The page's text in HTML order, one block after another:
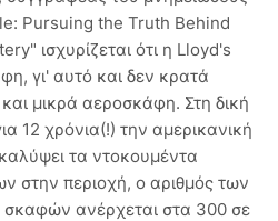
Pursuing the Truth Behind
ισχυρίζεται ότι η Lloyd's
γι' αυτό και δεν κρατά
και μικρά αεροσκάφη. Στη δική
12 χρόνια(!) την αμερικανική
τα ντοκουμέντα
στην περιοχή, ο αριθμός των
ανέρχεται στα 300 σε